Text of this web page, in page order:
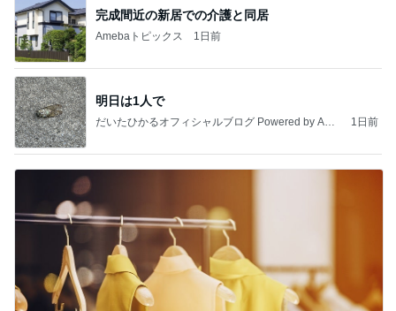
完成間近の新居での介護と同居
Amebaトピックス 1日前
明日は1人で
だいたひかるオフィシャルブログ Powered by Ame
1日前